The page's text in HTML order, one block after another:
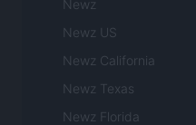
Newz
Newz US
Newz California
Newz Texas
Newz Florida